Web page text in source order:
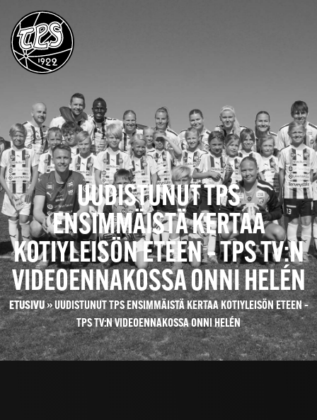
UUDISTUNUT TPS
ENSIMMÄISTÄ KERTAA
KOTIYLEISÖN ETEEN – TPS TV:N
VIDEOENNAKOSSA ONNI HELÉN
ETUSIVU»UUDISTUNUT TPS ENSIMMÄISTÄ KERTAA KOTIYLEISÖN ETEEN –
TPS TV:N VIDEOENNAKOSSA ONNI HELÉN